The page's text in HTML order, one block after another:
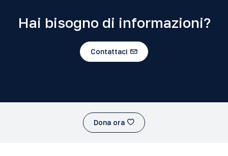
Hai bisogno di informazioni?
Contattaci
Dona ora